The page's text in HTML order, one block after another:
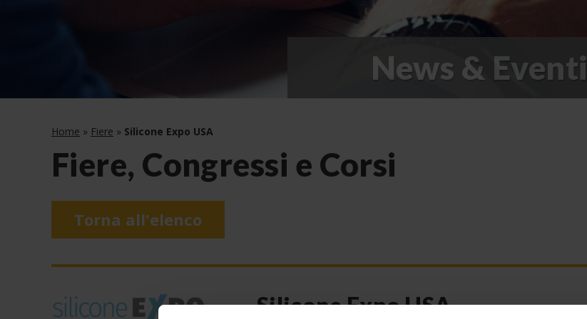
News & Eventi
Home » Fiere » Silicone Expo USA
Fiere, Congressi e Corsi
Torna all'elenco
Silicone Expo USA